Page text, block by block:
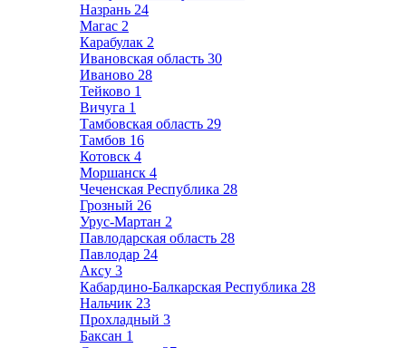
Назрань 24
Магас 2
Карабулак 2
Ивановская область 30
Иваново 28
Тейково 1
Вичуга 1
Тамбовская область 29
Тамбов 16
Котовск 4
Моршанск 4
Чеченская Республика 28
Грозный 26
Урус-Мартан 2
Павлодарская область 28
Павлодар 24
Аксу 3
Кабардино-Балкарская Республика 28
Нальчик 23
Прохладный 3
Баксан 1